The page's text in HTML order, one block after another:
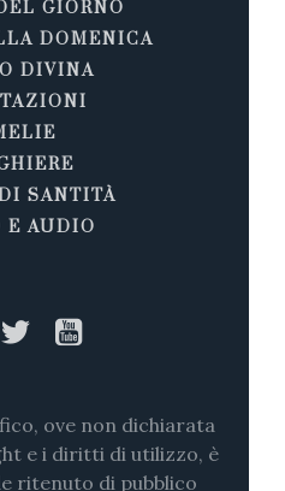
GIORNO
DOMENICA
DIVINA
SANTITÀ
E AUDIO
ove non dichiarata
e i diritti di utilizzo, è
ritenuto di pubblico